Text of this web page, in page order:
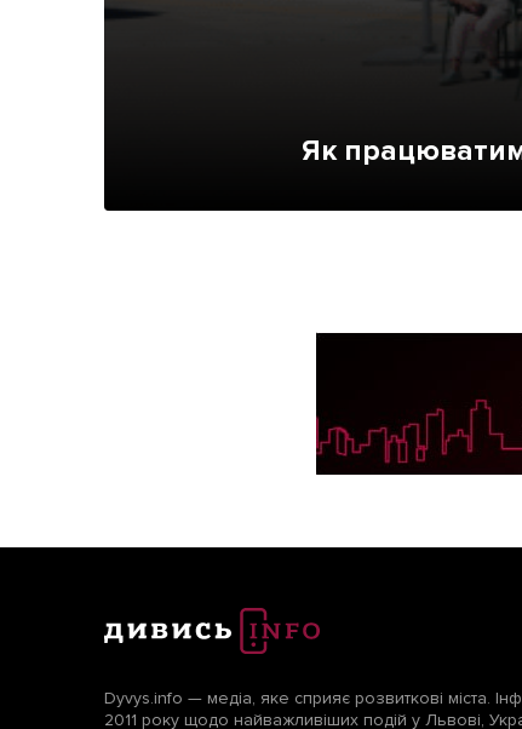
Як
Dyvys.info — медіа, яке сприяє розвиткові міста.
2011 року щодо найважливіших подій у Львові,